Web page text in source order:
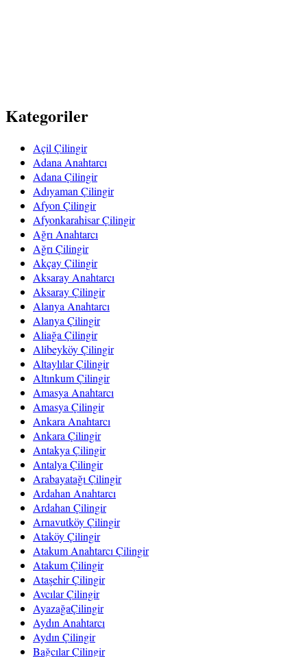
Kategoriler
Açil Çilingir
Adana Anahtarcı
Adana Çilingir
Adıyaman Çilingir
Afyon Çilingir
Afyonkarahisar Çilingir
Ağrı Anahtarcı
Ağrı Çilingir
Akçay Çilingir
Aksaray Anahtarcı
Aksaray Çilingir
Alanya Anahtarcı
Alanya Çilingir
Aliağa Çilingir
Alibeyköy Çilingir
Altaylılar Çilingir
Altınkum Çilingir
Amasya Anahtarcı
Amasya Çilingir
Ankara Anahtarcı
Ankara Çilingir
Antakya Çilingir
Antalya Çilingir
Arabayatağı Çilingir
Ardahan Anahtarcı
Ardahan Çilingir
Arnavutköy Çilingir
Ataköy Çilingir
Atakum Anahtarcı Çilingir
Atakum Çilingir
Ataşehir Çilingir
Avcılar Çilingir
AyazağaÇilingir
Aydın Anahtarcı
Aydın Çilingir
Bağcılar Çilingir